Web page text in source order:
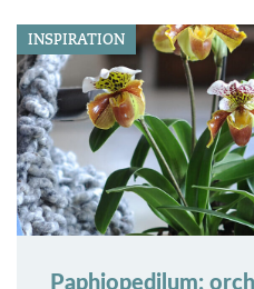
INSPIRATION
Paphiopedilum: